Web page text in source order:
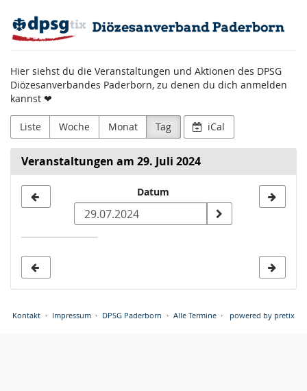
Haupt-
Inhalt
DPSG
Paderborn
Hier siehst du die Veranstaltungen und Aktionen des DPSG
Diözesanverbandes Paderborn, zu denen du dich anmelden
kannst ❤
Liste Woche Monat Tag iCal
Veranstaltungen am 29. Juli 2024
zur
Anzeige
Datum
Kontakt Impressum DPSG Paderborn Alle Termine powered by pretix